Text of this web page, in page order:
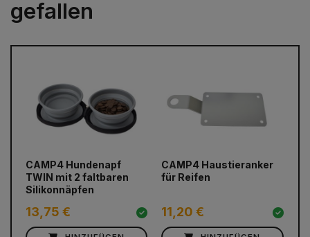
gefallen
CAMP4 Hundenapf
TWIN mit 2 faltbaren
Silikonnäpfen
13,75 €
CAMP4 Haustieranker
für Reifen
11,20 €